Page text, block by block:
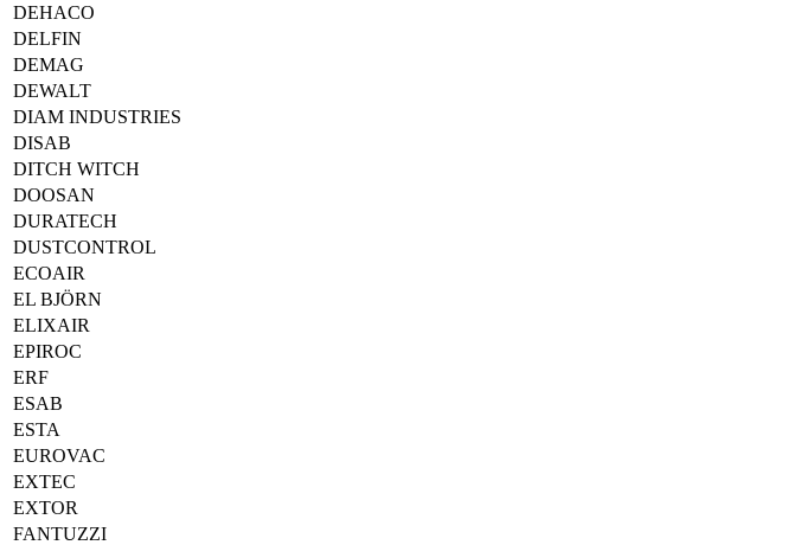
DEHACO
DELFIN
DEMAG
DEWALT
DIAM INDUSTRIES
DISAB
DITCH WITCH
DOOSAN
DURATECH
DUSTCONTROL
ECOAIR
EL BJÖRN
ELIXAIR
EPIROC
ERF
ESAB
ESTA
EUROVAC
EXTEC
EXTOR
FANTUZZI